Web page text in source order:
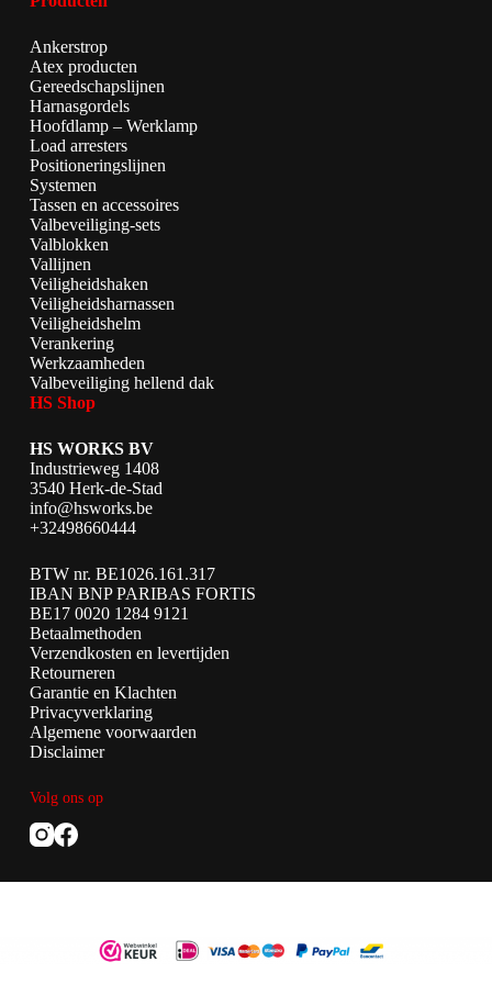
Ankerstrop
Atex producten
Gereedschapslijnen
Harnasgordels
Hoofdlamp – Werklamp
Load arresters
Positioneringslijnen
Systemen
Tassen en accessoires
Valbeveiliging-sets
Valblokken
Vallijnen
Veiligheidshaken
Veiligheidsharnassen
Veiligheidshelm
Verankering
Werkzaamheden
Valbeveiliging hellend dak
HS Shop
HS WORKS BV
Industrieweg 1408
3540 Herk-de-Stad
info@hsworks.be
+32498660444
BTW nr. BE1026.161.317
IBAN BNP PARIBAS FORTIS
BE17 0020 1284 9121
Betaalmethoden
Verzendkosten en levertijden
Retourneren
Garantie en Klachten
Privacyverklaring
Algemene voorwaarden
Disclaimer
Volg ons op